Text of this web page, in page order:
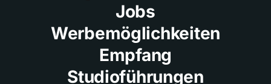
Jobs
Werbemöglichkeiten
Empfang
Studioführungen